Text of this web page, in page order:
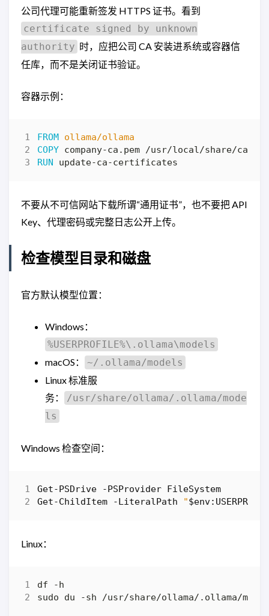
公司代理可能重新签发 HTTPS 证书。看到
certificate signed by unknown
authority 时，应把公司 CA 安装进系统或容器信
任库，而不是关闭证书验证。
容器示例：
FROM ollama/ollama
COPY company-ca.pem /usr/local/share/ca-
RUN update-ca-certificates
不要从不可信网站下载所谓“通用证书”，也不要把 API
Key、代理密码或完整日志公开上传。
检查模型目录和磁盘
官方默认模型位置：
Windows：
%USERPROFILE%\.ollama\models
macOS：
~/.ollama/models
Linux 标准服
务：
/usr/share/ollama/.ollama/mode
ls
Windows 检查空间：
Get-PSDrive -PSProvider FileSystem
Get-ChildItem
-LiteralPath "
Linux：